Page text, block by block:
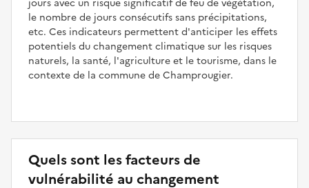
le nombre de jours consécutifs sans précipitations,
etc. Ces indicateurs permettent d'anticiper les effets
potentiels du changement climatique sur les risques
naturels, la santé, l'agriculture et le tourisme, dans le
contexte de la commune de Champrougier.
Quels sont les facteurs de
vulnérabilité au changement